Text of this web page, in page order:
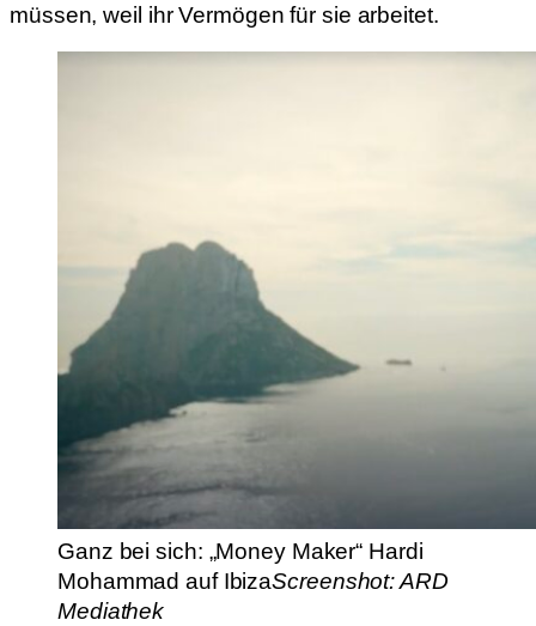
müssen, weil ihr Vermögen für sie arbeitet.
Ganz bei sich: „Money Maker“ Hardi
Mohammad auf IbizaScreenshot: ARD
Mediathek